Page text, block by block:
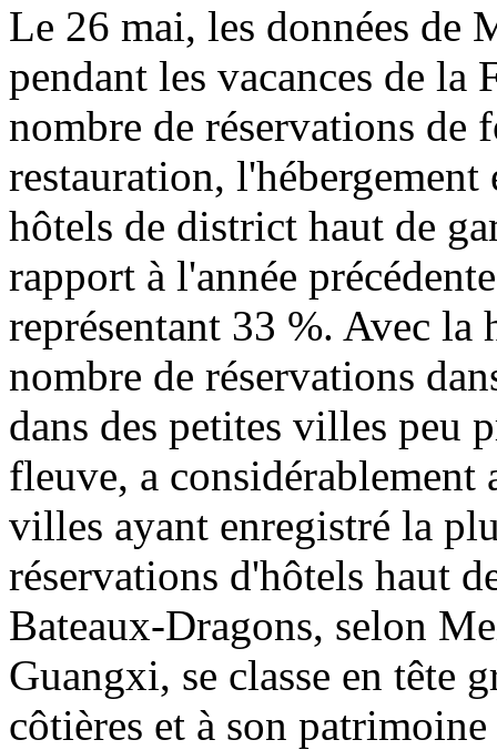
Le 26 mai, les données de
pendant les vacances de la
nombre de réservations
restauration, l'hébergement
hôtels de district haut de
rapport à l'année
représentant 33 %. Avec la
nombre de réservations
dans des petites villes peu
fleuve, a considérablement
villes ayant enregistré la
réservations d'hôtels haut
Bateaux-Dragons, selon
Guangxi, se classe en tête
côtières et à son